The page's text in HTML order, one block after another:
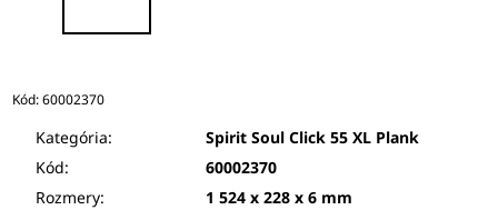
Kód:60002370
Kategória:
Spirit Soul Click 55 XL Plank
Kód:
60002370
Rozmery:
1 524 x 228 x 6 mm